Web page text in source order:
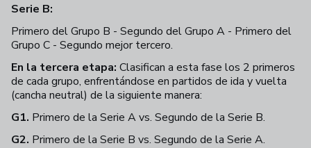
Serie B:
Primero del Grupo B - Segundo del Grupo A - Primero del
Grupo C - Segundo mejor tercero.
En la tercera etapa: Clasifican a esta fase los 2 primeros
de cada grupo, enfrentándose en partidos de ida y vuelta
(cancha neutral) de la siguiente manera:
G1. Primero de la Serie A vs. Segundo de la Serie B.
G2. Primero de la Serie B vs. Segundo de la Serie A.